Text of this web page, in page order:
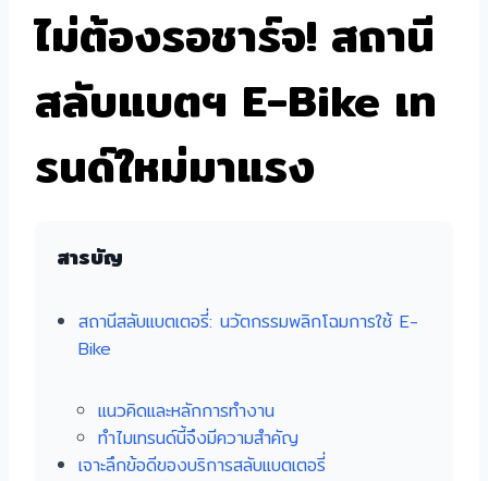
ไม่ต้องรอชาร์จ! สถานี
สลับแบตฯ E-Bike เท
รนด์ใหม่มาแรง
สารบัญ
สถานีสลับแบตเตอรี่: นวัตกรรมพลิกโฉมการใช้ E-
Bike
แนวคิดและหลักการทำงาน
ทำไมเทรนด์นี้จึงมีความสำคัญ
เจาะลึกข้อดีของบริการสลับแบตเตอรี่